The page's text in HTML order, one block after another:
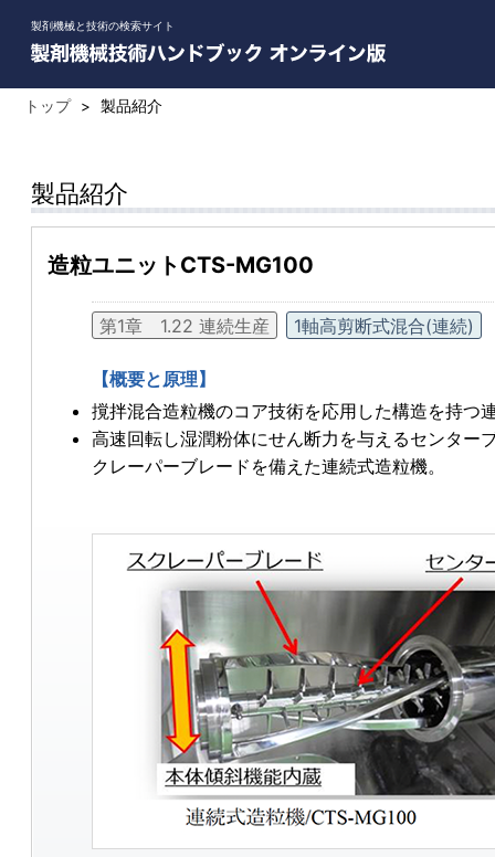
製剤機械と技術の検索サイト
トップ > 製品紹介
製品紹介
造粒ユニットCTS-MG100
第1章 1.22 連続生産 1軸高剪断式混合(連続)
【概要と原理】
撹拌混合造粒機のコア技術を応用した構造を持つ
高速回転し湿潤粉体にせん断力を与えるセンター
クレーパーブレードを備えた連続式造粒機。